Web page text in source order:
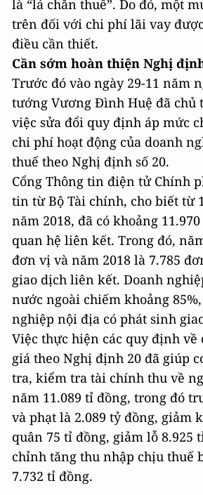
là “lá chắn thuế”. Do đó, một
trên đối với chi phí lãi vay
điều cần thiết.
Cần sớm hoàn thiện Nghị
Trước đó vào ngày 29-11 năm
tướng Vương Đình Huệ đã chủ
việc sửa đổi quy định áp mức
chi phí hoạt động của doanh
thuế theo Nghị định số 20.
Cổng Thông tin điện tử Chính
tin từ Bộ Tài chính, cho biết từ
năm 2018, đã có khoảng
quan hệ liên kết. Trong đó,
đơn vị và năm 2018 là 7.785
giao dịch liên kết. Doanh
nước ngoài chiếm khoảng
nghiệp nội địa có phát sinh
Việc thực hiện các quy định về
giá theo Nghị định 20 đã giúp
tra, kiểm tra tài chính thu về
năm 11.089 tỉ đồng, trong đó
và phạt là 2.089 tỷ đồng, giảm
quân 75 tỉ đồng, giảm lỗ 8.925
chỉnh tăng thu nhập chịu thuế
7.732 tỉ đồng.